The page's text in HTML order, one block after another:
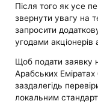
Після того як усе
звернути увагу на
запросити
угодами
Щоб подати заявку
Арабських
заздалегідь
локальним